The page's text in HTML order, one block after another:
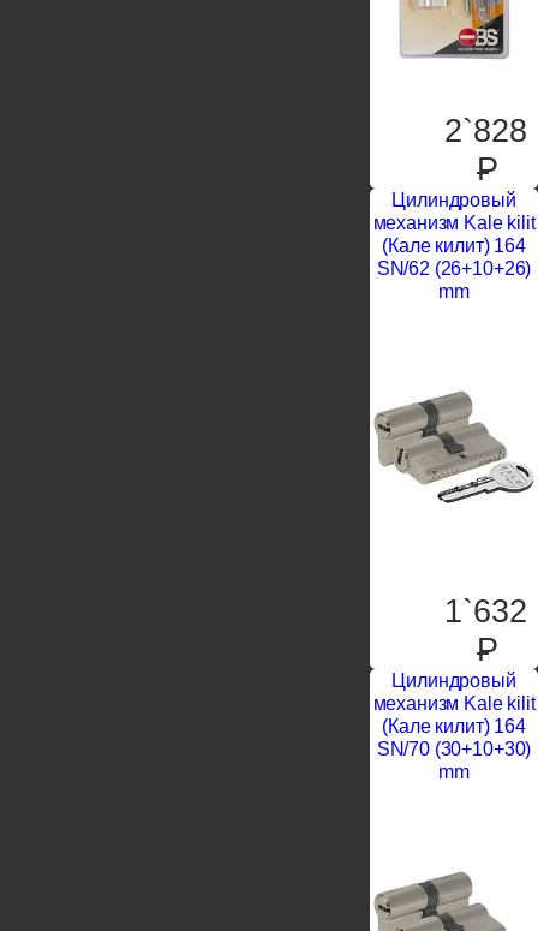
2`828
P
Цилиндровый
механизм Kale kilit
(Кале килит) 164
SN/62 (26+10+26)
mm
1`632
P
Цилиндровый
механизм Kale kilit
(Кале килит) 164
SN/70 (30+10+30)
mm